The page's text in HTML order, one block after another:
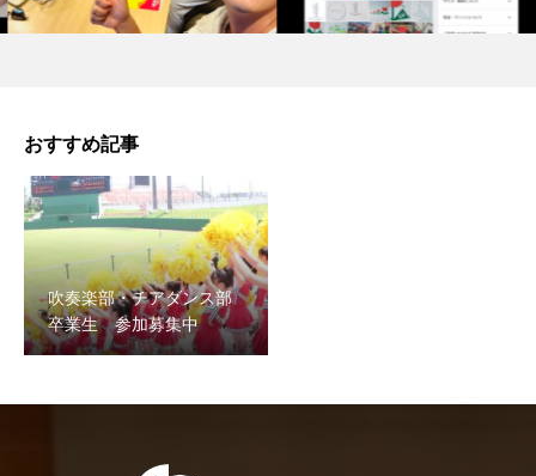
おすすめ記事
吹奏楽部・チアダンス部
卒業生 参加募集中